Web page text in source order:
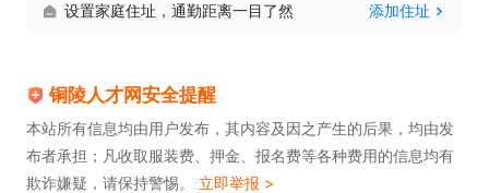
设置家庭住址，通勤距离一目了然 添加住址
铜陵人才网安全提醒
本站所有信息均由用户发布，其内容及因之产生的后果，均由发
布者承担；凡收取服装费、押金、报名费等各种费用的信息均有
欺诈嫌疑，请保持警惕。 立即举报 >